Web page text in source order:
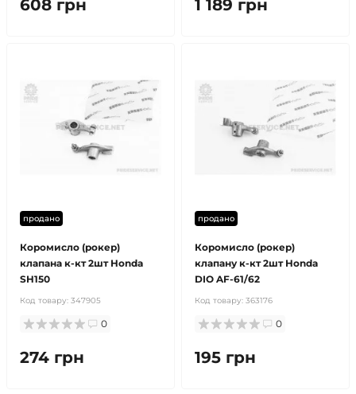
608 грн 1 189 грн
продано
Коромисло (рокер)
клапана к-кт 2шт Honda
SH150
Код товару: 347905
0
274 грн
продано
Коромисло (рокер)
клапану к-кт 2шт Honda
DIO AF-61/62
Код товару: 363176
0
195 грн